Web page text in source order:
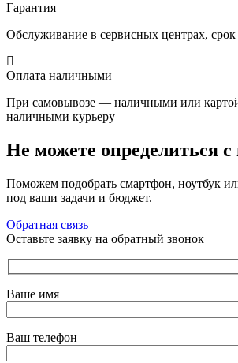
Гарантия
Обслуживание в сервисных центрах, срок
Оплата наличными
При самовывозе — наличными или
наличными курьеру
Не можете определиться
Поможем подобрать смартфон, ноутбук
под ваши задачи и бюджет.
Обратная связь
Оставьте заявку на обратный звонок
Ваше имя
Ваш телефон